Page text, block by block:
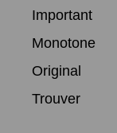
Important
Monotone
Original
Trouver